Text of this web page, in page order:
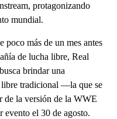
protagonizando
mundial.
más de un mes antes
de lucha libre, Real
brindar una
libre tradicional —la que se
de la versión de la WWE
el 30 de agosto.